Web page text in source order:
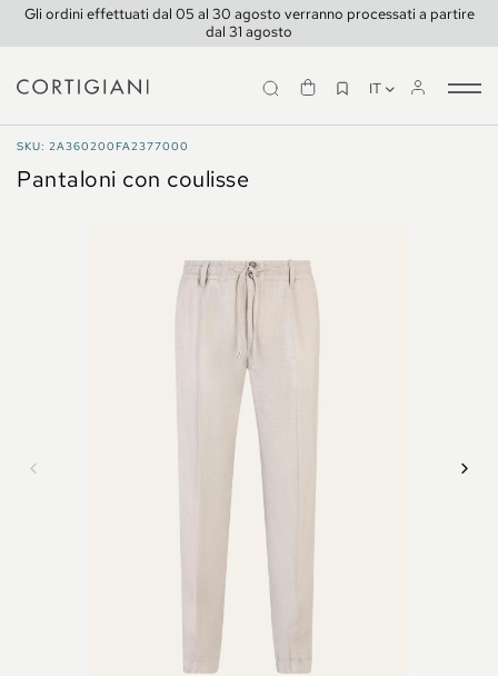
Gli ordini effettuati dal 05 al 30 agosto verranno processati a partire
dal 31 agosto
IT
SKU: 2A360200FA2377000
Pantaloni con coulisse